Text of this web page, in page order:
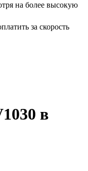
на более высокую
за скорость
в